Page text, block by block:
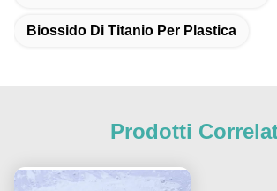
Biossido Di Titanio Per Plastica
Prodotti